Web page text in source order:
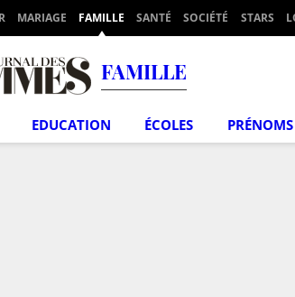
MARIAGE FAMILLE SANTÉ SOCIÉTÉ STARS
FAMILLE
EDUCATION ÉCOLES PRÉNOMS